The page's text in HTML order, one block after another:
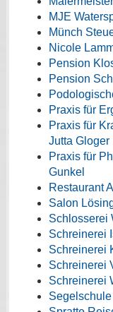
MJE
Münch
Nicole
Pension
Pension
Praxis für
Praxis für
Jutta Gloger
Praxis für
Gunkel
Restaurant
Salon
Schlosserei
Schreinerei
Schreinerei
Schreinerei
Schreinerei